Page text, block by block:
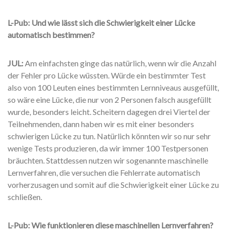
L-Pub: Und wie lässt sich die Schwierigkeit einer Lücke
automatisch bestimmen?
JUL:Am einfachsten ginge das natürlich, wenn wir die Anzahl
der Fehler pro Lücke wüssten. Würde ein bestimmter Test
also von 100 Leuten eines bestimmten Lernniveaus ausgefüllt,
so wäre eine Lücke, die nur von 2 Personen falsch ausgefüllt
wurde, besonders leicht. Scheitern dagegen drei Viertel der
Teilnehmenden, dann haben wir es mit einer besonders
schwierigen Lücke zu tun. Natürlich könnten wir so nur sehr
wenige Tests produzieren, da wir immer 100 Testpersonen
bräuchten. Stattdessen nutzen wir sogenannte maschinelle
Lernverfahren, die versuchen die Fehlerrate automatisch
vorherzusagen und somit auf die Schwierigkeit einer Lücke zu
schließen.
L-Pub: Wie funktionieren diese maschinellen Lernverfahren?